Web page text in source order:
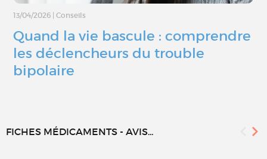
13/04/2026 | Conseils
Quand la vie bascule : comprendre
les déclencheurs du trouble
bipolaire
FICHES MÉDICAMENTS - AVIS...